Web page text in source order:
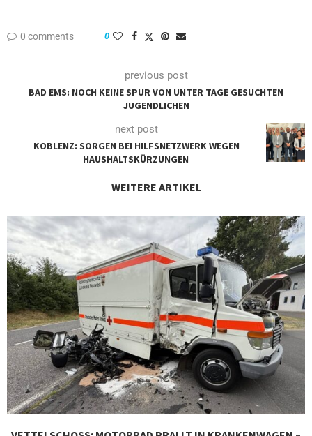
0 comments 0
previous post
BAD EMS: NOCH KEINE SPUR VON UNTER TAGE GESUCHTEN
JUGENDLICHEN
next post
KOBLENZ: SORGEN BEI HILFSNETZWERK WEGEN
HAUSHALTSKÜRZUNGEN
WEITERE ARTIKEL